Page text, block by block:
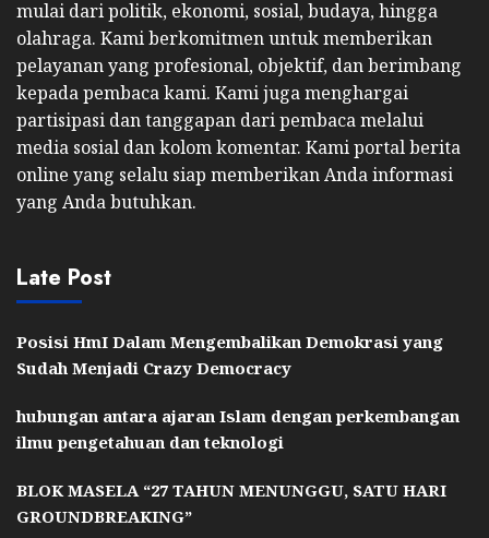
mulai dari politik, ekonomi, sosial, budaya, hingga
olahraga. Kami berkomitmen untuk memberikan
pelayanan yang profesional, objektif, dan berimbang
kepada pembaca kami. Kami juga menghargai
partisipasi dan tanggapan dari pembaca melalui
media sosial dan kolom komentar. Kami portal berita
online yang selalu siap memberikan Anda informasi
yang Anda butuhkan.
Late Post
Posisi HmI Dalam Mengembalikan Demokrasi yang
Sudah Menjadi Crazy Democracy
hubungan antara ajaran Islam dengan perkembangan
ilmu pengetahuan dan teknologi
BLOK MASELA “27 TAHUN MENUNGGU, SATU HARI
GROUNDBREAKING”